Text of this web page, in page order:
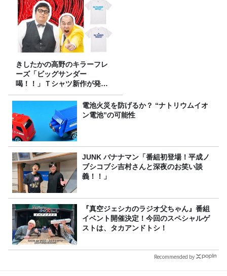
きしたかの高野のキラーフレ
ーズ「ビッグサンダー
喝！！」Ｔシャツ新作が発売
決定！
電池火災を防げるか？ “ナトリウムイオ
ン電池”の可能性
JUNK バナナマン「番組初登場！平成ノ
ブシコブシ吉村さんと深夜のお笑い談
義！！」
『真空ジェシカのラジオ父ちゃん』番組
イベント開催決定！今回のスペシャルゲ
ストは、タカアンドトシ！
Recommended by